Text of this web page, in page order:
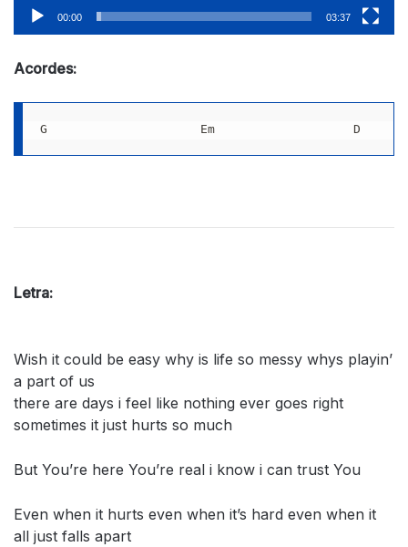
00:00 03:37
Acordes:
G Em D
Letra:
Wish it could be easy why is life so messy whys playin’
a part of us
there are days i feel like nothing ever goes right
sometimes it just hurts so much
But You’re here You’re real i know i can trust You
Even when it hurts even when it’s hard even when it
all just falls apart